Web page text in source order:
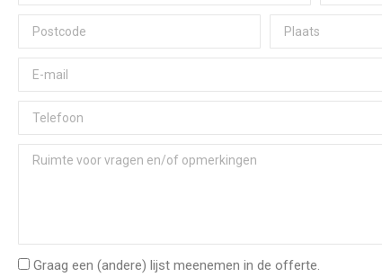
Graag een (andere) lijst meenemen in de offerte.